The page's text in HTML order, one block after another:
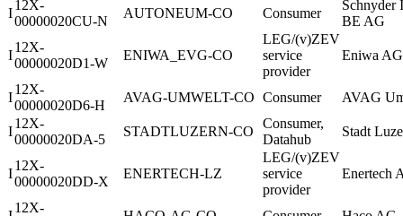
I
12X-
00000020CU-N
AUTONEUM-CO Consumer
Schnyder
BE AG
I
12X-
00000020D1-W
ENIWA_EVG-CO
LEG/(v)ZEV
service
provider
Eniwa AG
I
12X-
00000020D6-H
AVAG-UMWELT-CO Consumer AVAG
I
12X-
00000020DA-5
STADTLUZERN-CO
Consumer,
Datahub
Stadt
I
12X-
00000020DD-X
ENERTECH-LZ
LEG/(v)ZEV
service
provider
Enertech
12X-